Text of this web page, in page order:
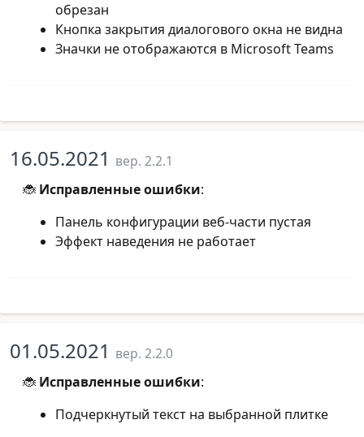
обрезан
Кнопка закрытия диалогового окна не видна
Значки не отображаются в Microsoft Teams
16.05.2021 вер. 2.2.1
🐞 Исправленные ошибки:
Панель конфигурации веб-части пустая
Эффект наведения не работает
01.05.2021 вер. 2.2.0
🐞 Исправленные ошибки:
Подчеркнутый текст на выбранной плитке